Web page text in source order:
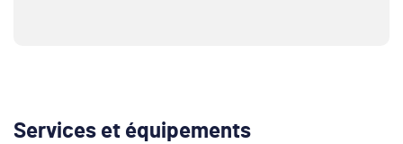
Services et équipements